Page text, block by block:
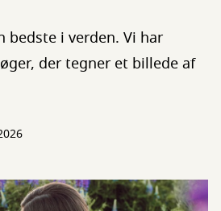
bedste i verden. Vi har
der tegner et billede af